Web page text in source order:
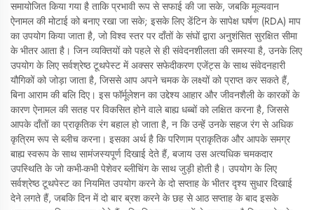
समायोजित किया गया है ताकि प्रभावी रूप से सफाई की जा सके, जबकि मूल्यवान
ऐनामल की मोटाई को बनाए रखा जा सके; इसके लिए डेंटिन के सापेक्ष घर्षण (RDA) माप
का उपयोग किया जाता है, जो विश्व स्तर पर दाँतों के संघों द्वारा अनुशंसित सुरक्षित सीमा
के भीतर आता है। जिन व्यक्तियों को पहले से ही संवेदनशीलता की समस्या है, उनके लिए
उपयोग के लिए सर्वश्रेष्ठ टूथपेस्ट में अक्सर सफेदीकरण एजेंट्स के साथ संवेदनहारी
यौगिकों को जोड़ा जाता है, जिससे आप अपने चमक के लक्ष्यों को प्राप्त कर सकते हैं,
बिना आराम की बलि दिए। इस फॉर्मूलेशन का उद्देश्य आहार और जीवनशैली के कारकों के
कारण ऐनामल की सतह पर विकसित होने वाले बाह्य धब्बों को लक्षित करना है, जिससे
आपके दाँतों का प्राकृतिक रंग बहाल हो जाता है, न कि उन्हें उनके सहज रंग से अधिक
कृत्रिम रूप से ब्लीच करना। इसका अर्थ है कि परिणाम प्राकृतिक और आपके समग्र
बाह्य स्वरूप के साथ सामंजस्यपूर्ण दिखाई देते हैं, बजाय उस अत्यधिक चमकदार
उपस्थिति के जो कभी-कभी पेशेवर ब्लीचिंग के साथ जुड़ी होती है। उपयोग के लिए
सर्वश्रेष्ठ टूथपेस्ट का नियमित उपयोग करने के दो सप्ताह के भीतर दृश्य सुधार दिखाई
देने लगते हैं, जबकि दिन में दो बार ब्रश करने के छह से आठ सप्ताह के बाद इसके